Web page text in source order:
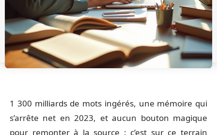
1 300 milliards de mots ingérés, une mémoire qui
s’arrête net en 2023, et aucun bouton magique
pour remonter à la source : c’est sur ce terrain